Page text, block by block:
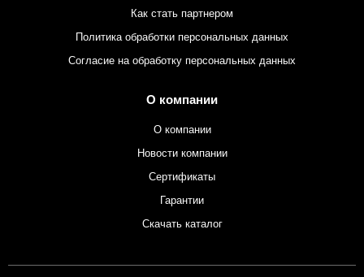
Как стать партнером
Политика обработки персональных данных
Согласие на обработку персональных данных
О компании
О компании
Новости компании
Сертификаты
Гарантии
Скачать каталог